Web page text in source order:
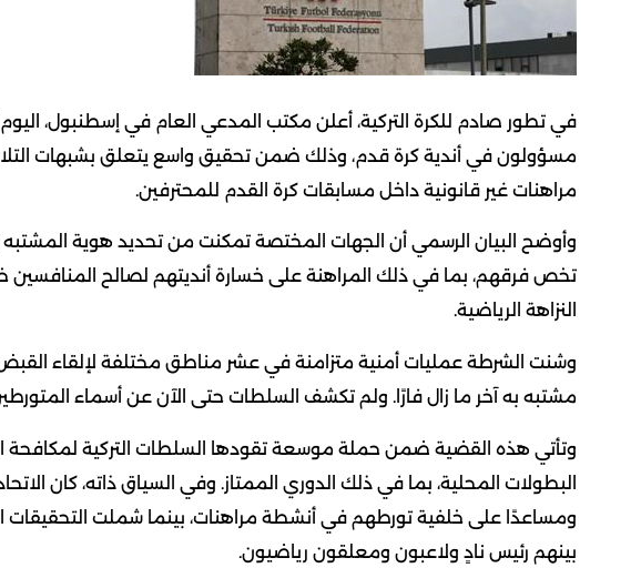
مسؤولون في أندية كرة قدم، وذلك ضمن تحقيق واسع يتعلق بشبهات
مراهنات غير قانونية داخل مسابقات كرة القدم للمحترفين.
وأوضح البيان الرسمي أن الجهات المختصة تمكنت من تحديد هوية
تخص فرقهم، بما في ذلك المراهنة على خسارة أنديتهم لصالح المنافسين
النزاهة الرياضية.
وشنت الشرطة عمليات أمنية متزامنة في عشر مناطق مختلفة لإلقاء
مشتبه به آخر ما زال فارًا. ولم تكشف السلطات حتى الآن عن أسماء المتورطين
وتأتي هذه القضية ضمن حملة موسعة تقودها السلطات التركية لمكافحة
ومساعدًا على خلفية تورطهم في أنشطة مراهنات، بينما شملت التحقيقات
بينهم رئيس نادٍ ولاعبون ومعلقون رياضيون.